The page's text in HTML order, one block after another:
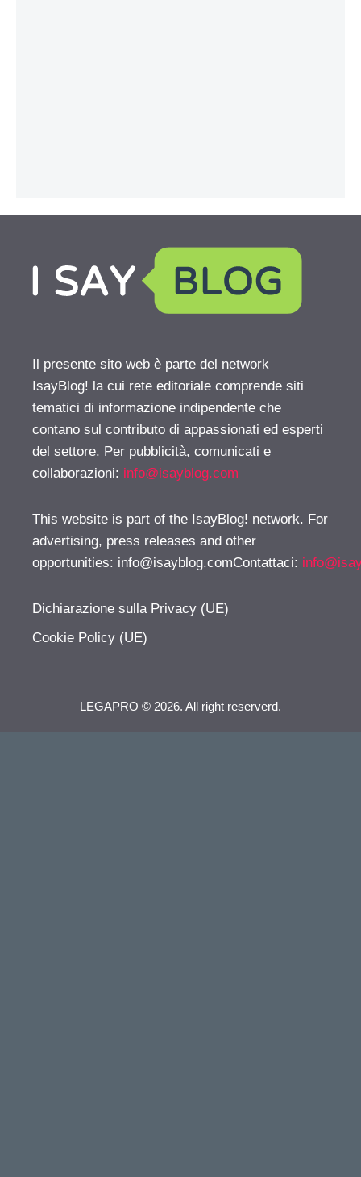
Il presente sito web è parte del network
IsayBlog! la cui rete editoriale comprende siti
tematici di informazione indipendente che
contano sul contributo di appassionati ed esperti
del settore. Per pubblicità, comunicati e
collaborazioni: info@isayblog.com
This website is part of the IsayBlog! network. For
advertising, press releases and other
opportunities: info@isayblog.comContattaci:
Dichiarazione sulla Privacy (UE)
Cookie Policy (UE)
LEGAPRO © 2026. All right reserverd.